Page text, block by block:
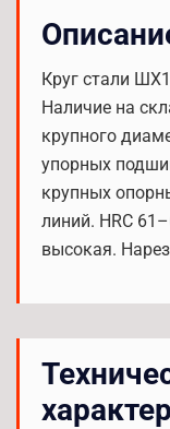
Круг стали
Наличие на
крупного
упорных
крупных
линий. HRC
высокая.